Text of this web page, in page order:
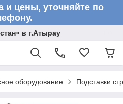
и цены, уточняйте по
в г.Атырау
оборудование Подставки